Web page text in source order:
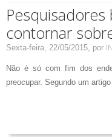
Pesquisadores
contornar
Sexta-feira, 22/05/2015, por
Não é só com fim dos
preocupar. Segundo um